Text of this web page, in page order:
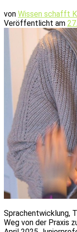
von Wissen schafft
Veröffentlicht am
Sprachentwicklung,
Weg von der Praxis